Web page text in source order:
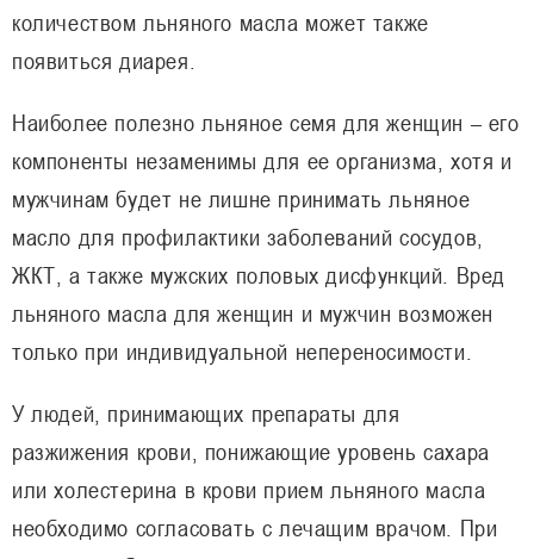
количеством льняного масла может также
появиться диарея.
Наиболее полезно льняное семя для женщин – его
компоненты незаменимы для ее организма, хотя и
мужчинам будет не лишне принимать льняное
масло для профилактики заболеваний сосудов,
ЖКТ, а также мужских половых дисфункций. Вред
льняного масла для женщин и мужчин возможен
только при индивидуальной непереносимости.
У людей, принимающих препараты для
разжижения крови, понижающие уровень сахара
или холестерина в крови прием льняного масла
необходимо согласовать с лечащим врачом. При